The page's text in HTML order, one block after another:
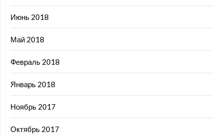
Июнь 2018
Май 2018
Февраль 2018
Январь 2018
Ноябрь 2017
Октябрь 2017